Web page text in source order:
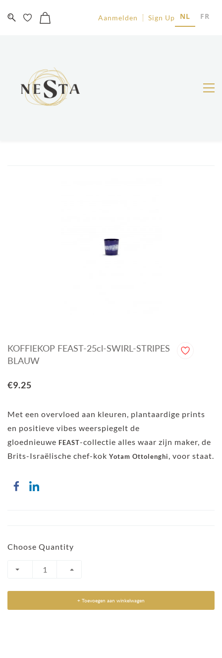
Aanmelden Sign Up NL FR
KOFFIEKOP FEAST-25cl-SWIRL-STRIPES
BLAUW
€9.25
Met een overvloed aan kleuren, plantaardige prints
en positieve vibes weerspiegelt de
gloednieuwe FEAST-collectie alles waar zijn maker, de
Brits-Israëlische chef-kok Yotam Ottolenghi, voor staat.
Choose Quantity
+ Toevoegen aan winkelwagen